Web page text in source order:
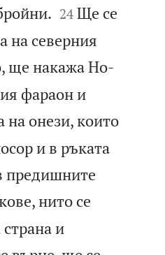

24 Ще се
на северния
ще накажа Но-
фараон и
на онези, които
и в ръката
предишните
нито се
и